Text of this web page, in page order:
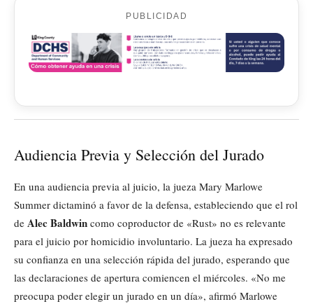
PUBLICIDAD
Audiencia Previa y Selección del Jurado
En una audiencia previa al juicio, la jueza Mary Marlowe
Summer dictaminó a favor de la defensa, estableciendo que el rol
de Alec Baldwin como coproductor de «Rust» no es relevante
para el juicio por homicidio involuntario. La jueza ha expresado
su confianza en una selección rápida del jurado, esperando que
las declaraciones de apertura comiencen el miércoles. «No me
preocupa poder elegir un jurado en un día», afirmó Marlowe